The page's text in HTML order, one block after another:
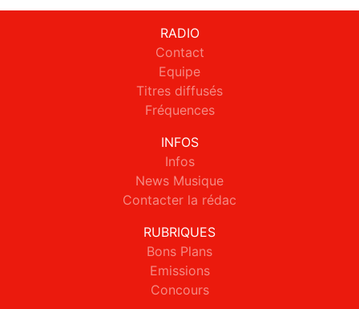
RADIO
Contact
Equipe
Titres diffusés
Fréquences
INFOS
Infos
News Musique
Contacter la rédac
RUBRIQUES
Bons Plans
Emissions
Concours